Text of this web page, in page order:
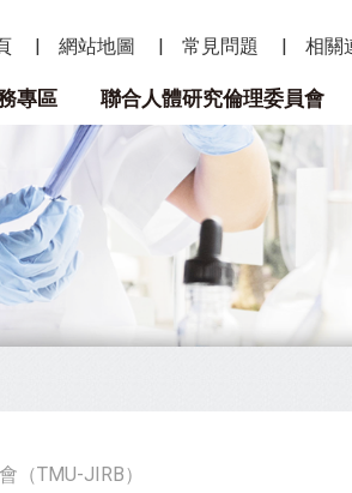
網站地圖 常見問題 相關
專區 聯合人體研究倫理委員會
（TMU-JIRB）